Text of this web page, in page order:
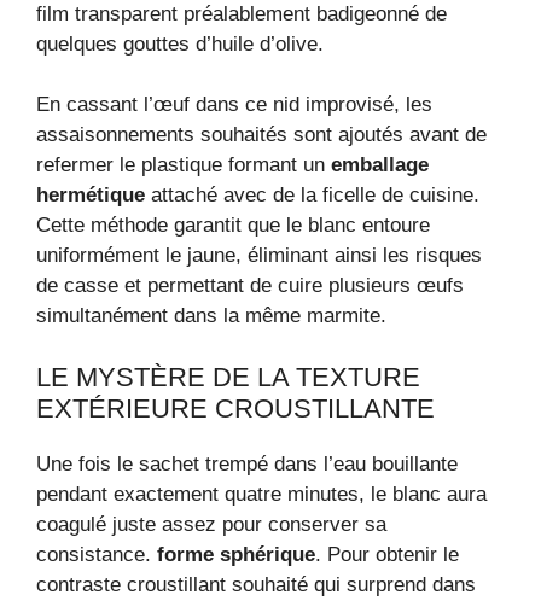
film transparent préalablement badigeonné de
quelques gouttes d’huile d’olive.
En cassant l’œuf dans ce nid improvisé, les
assaisonnements souhaités sont ajoutés avant de
refermer le plastique formant un emballage
hermétique attaché avec de la ficelle de cuisine.
Cette méthode garantit que le blanc entoure
uniformément le jaune, éliminant ainsi les risques
de casse et permettant de cuire plusieurs œufs
simultanément dans la même marmite.
LE MYSTÈRE DE LA TEXTURE
EXTÉRIEURE CROUSTILLANTE
Une fois le sachet trempé dans l’eau bouillante
pendant exactement quatre minutes, le blanc aura
coagulé juste assez pour conserver sa
consistance. forme sphérique. Pour obtenir le
contraste croustillant souhaité qui surprend dans